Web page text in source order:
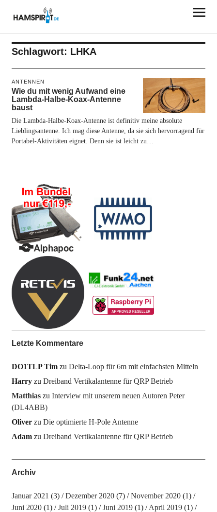
HAMSPIRIT.DE
Schlagwort: LHKA
ANTENNEN
Wie du mit wenig Aufwand eine
Lambda-Halbe-Koax-Antenne
baust
Die Lambda-Halbe-Koax-Antenne ist definitiv meine absolute
Lieblingsantenne. Ich mag diese Antenne, da sie sich hervorragend für
Portabel-Aktivitäten eignet. Denn sie ist leicht zu…
Letzte Kommentare
DO1TLP Timzu Delta-Loop für 6m mit einfachsten Mitteln
Harryzu Dreiband Vertikalantenne für QRP Betrieb
Matthiaszu Interview mit unserem neuen Autoren Peter
(DL4ABB)
Oliverzu Die optimierte H-Pole Antenne
Adamzu Dreiband Vertikalantenne für QRP Betrieb
Archiv
Januar 2021 (3) Dezember 2020(7) November 2020(1)
Juni 2020(1) Juli 2019(1) Juni 2019(1) April 2019(1)